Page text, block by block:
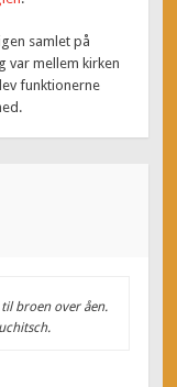
samlet på
var mellem kirken
funktionerne
broen over åen.